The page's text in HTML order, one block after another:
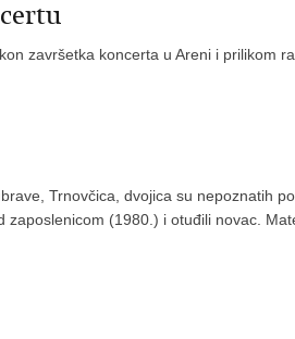
završetka koncerta u Areni i prilikom
Trnovčica, dvojica su nepoznatih
(1980.) i otuđili novac.